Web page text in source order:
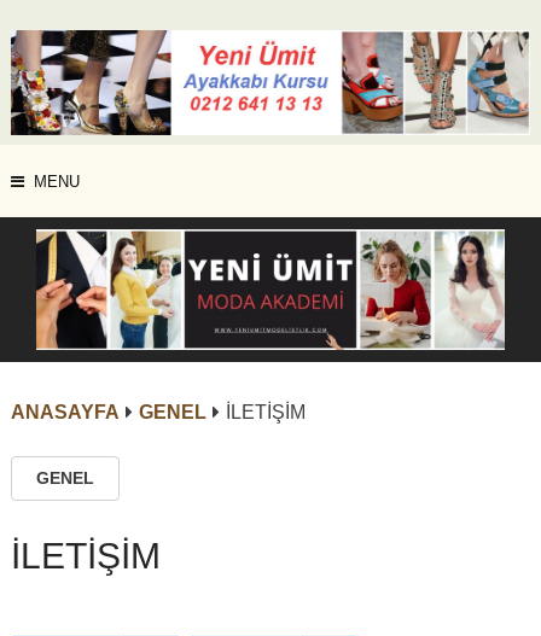
MENU
ANASAYFA GENEL İLETİŞİM
GENEL
İLETİŞİM